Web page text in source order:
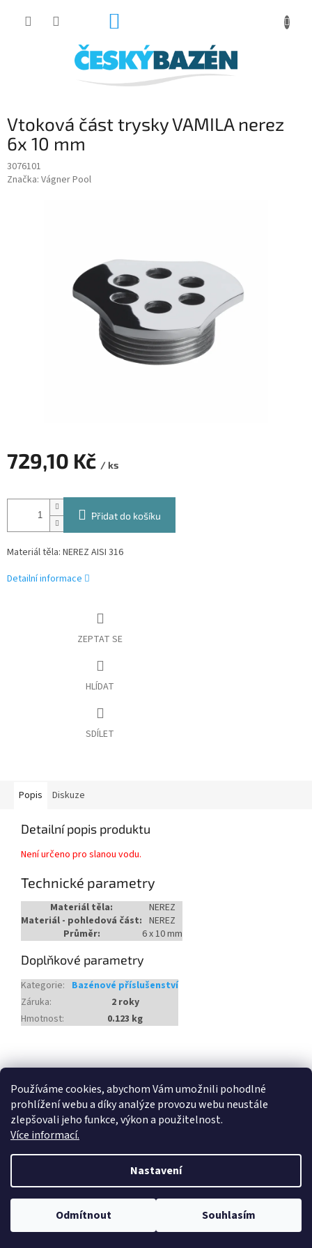
Používáme cookies, abychom Vám umožnili pohodlné
prohlížení webu a díky analýze provozu webu neustále
zlepšovali jeho funkce, výkon a použitelnost.
Více informací.
Nastavení
Odmítnout Souhlasím
Vtoková část trysky VAMILA nerez
6x 10 mm
3076101
Značka: Vágner Pool
729,10 Kč / ks
cena:
Přidat do košíku
Materiál těla: NEREZ AISI 316
Detailní informace
ZEPTAT SE
HLÍDAT
SDÍLET
Popis Diskuze
Detailní popis produktu
Není určeno pro slanou vodu.
Technické parametry
Materiál těla:
NEREZ
Materiál - pohledová část: NEREZ
Průměr:
6 x 10 mm
Doplňkové parametry
Kategorie: Bazénové příslušenství
Záruka:
2 roky
Hmotnost: 0.123 kg
á
Vytvořil Shoptet
Copyright 2026Český Bazén. Všechna práva vyhrazena.
Upravit nastavení cookies